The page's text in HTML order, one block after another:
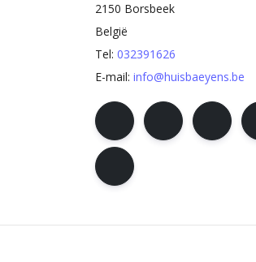
2150 Borsbeek
België
Tel: 032391626
E-mail: info@huisbaeyens.be